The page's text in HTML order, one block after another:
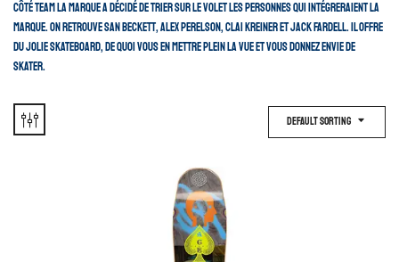
Côté team la marque a décidé de trier sur le volet les personnes qui intégreraient la
marque. On retrouve San Beckett, Alex Perelson, Clai Kreiner et Jack Fardell. Il offre
du jolie skateboard, de quoi vous en mettre plein la vue et vous donnez envie de
skater.
Default Sorting